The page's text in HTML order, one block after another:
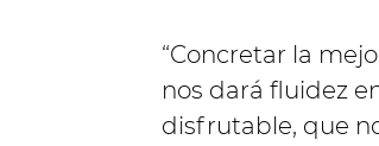
“Concretar la
nos dará fluidez
disfrutable, que